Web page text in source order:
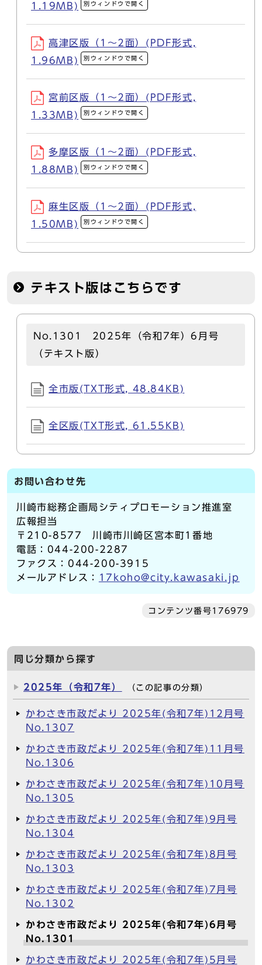
1.19MB) 別ウィンドウで開く
高津区版（1～2面）(PDF形式,
1.96MB)
別ウィンドウで開く
宮前区版（1～2面）(PDF形式,
1.33MB)
別ウィンドウで開く
多摩区版（1～2面）(PDF形式,
1.88MB)
別ウィンドウで開く
麻生区版（1～2面）(PDF形式,
1.50MB)
別ウィンドウで開く
テキスト版はこちらです
No.1301 2025年（令和7年）6月号
（テキスト版）
全市版(TXT形式, 48.84KB)
全区版(TXT形式, 61.55KB)
お問い合わせ先
川崎市総務企画局シティプロモーション推進室
広報担当
〒210-8577 川崎市川崎区宮本町1番地
電話：044-200-2287
ファクス：044-200-3915
メールアドレス：
17koho@city.kawasaki.jp
コンテンツ番号176979
同じ分類から探す
2025年（令和7年） （この記事の分類）
かわさき市政だより 2025年(令和7年)12月号
No.1307
かわさき市政だより 2025年(令和7年)11月号
No.1306
かわさき市政だより 2025年(令和7年)10月号
No.1305
かわさき市政だより 2025年(令和7年)9月号
No.1304
かわさき市政だより 2025年(令和7年)8月号
No.1303
かわさき市政だより 2025年(令和7年)7月号
No.1302
かわさき市政だより 2025年(令和7年)6月号
No.1301
かわさき市政だより 2025年(令和7年)5月号